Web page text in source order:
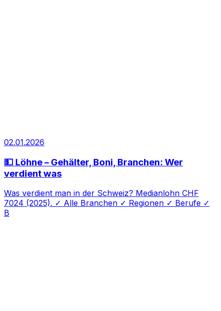
02.01.2026
💵 Löhne – Gehälter, Boni, Branchen: Wer
verdient was
Was verdient man in der Schweiz? Medianlohn CHF
7024 (2025). ✓ Alle Branchen ✓ Regionen ✓ Berufe ✓
B